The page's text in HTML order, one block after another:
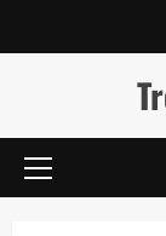
to
Primary